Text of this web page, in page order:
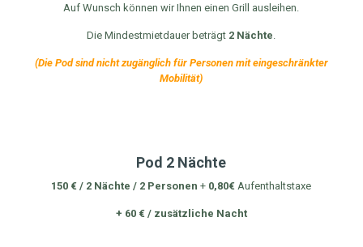
Auf Wunsch können wir Ihnen einen Grill ausleihen.
Die Mindestmietdauer beträgt 2 Nächte
(Die Pod sind nicht zugänglich für Personen mit eingeschränkter
Mobilität)
Pod 2 Nächte
150 € / 2 Nächte / 2 Personen + 0,80€ Aufenthaltstaxe
+ 60 € / zusätzliche Nacht